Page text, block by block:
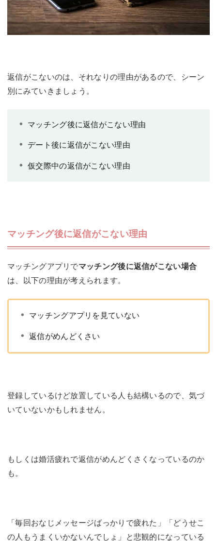
返信がこないのは、それなりの理由があるので、シーン
別にみていきましょう。
マッチング後に返信がこない理由
デート後に返信がこない理由
仮交際中の返信がこない理由
マッチング後に返信がこない理由
マッチングアプリでマッチング後に返信がこない場合
は、以下の理由が考えられます。
マッチングアプリを見ていない
返信がめんどくさい
登録しているけど放置している人も結構いるので、気づ
いていないかもしれません。
もしくは婚活疲れで返信がめんどくさくなっているのか
も。
「毎回おなじメッセージばっかりで疲れた」「どうせこ
の人もうまくいかないんでしょ」と悲観的になっている